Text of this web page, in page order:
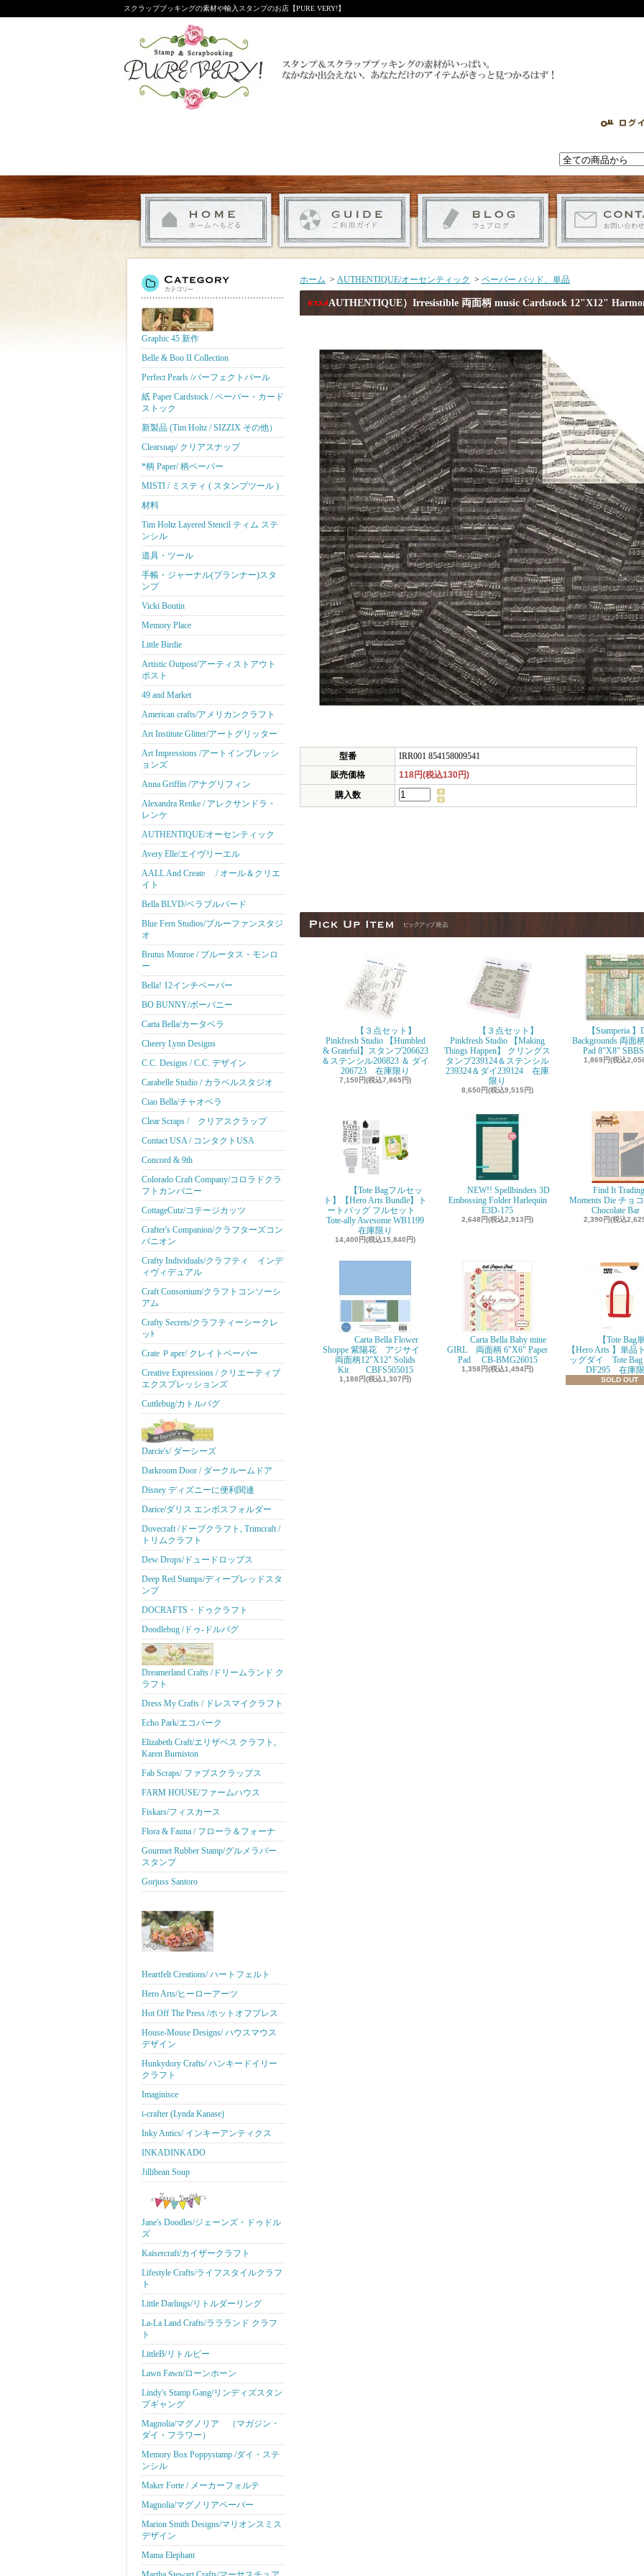
スクラップブッキングの素材や輸入スタンプのお店【PURE VERY!】
Graphic 45 新作
Belle & Boo II Collection
Perfect Pearls /パーフェクトパール
紙 Paper Cardstock / ペーパー・カード
ストック
新製品 (Tim Holtz / SIZZIX その他）
Clearsnap/ クリアスナップ
*柄 Paper/ 柄ペーパー
MISTI / ミスティ ( スタンプツール )
材料
Tim Holtz Layered Stencil ティム ステ
ンシル
道具・ツール
手帳・ジャーナル(プランナー)スタ
ンプ
Vicki Boutin
Memory Place
Little Birdie
Artistic Outpost/アーティストアウト
ポスト
49 and Market
American crafts/アメリカンクラフト
Art Institute Glitter/アートグリッター
Art Impressions /アートインプレッシ
ョンズ
Anna Griffin /アナグリフィン
Alexandra Renke / アレクサンドラ・
レンケ
AUTHENTIQUE/オーセンティック
Avery Elle/エイヴリーエル
AALL And Create / オール＆クリエ
イト
Bella BLVD/ベラブルバード
Blue Fern Studios/ブルーファンスタジ
オ
Brutus Monroe / ブルータス・モンロ
ー
Bella! 12インチペーパー
BO BUNNY/ボーバニー
Carta Bella/カータベラ
Cheery Lynn Designs
C.C. Designs / C.C. デザイン
Carabelle Studio / カラベルスタジオ
Ciao Bella/チャオベラ
Clear Scraps / クリアスクラップ
Contact USA / コンタクトUSA
Concord & 9th
Colorado Craft Company/コロラドクラ
フトカンパニー
CottageCutz/コテージカッツ
Crafter's Companion/クラフターズコン
パニオン
Crafty Individuals/クラフティ インデ
ィヴィデュアル
Craft Consortium/クラフトコンソーシ
アム
Crafty Secrets/クラフティーシークレ
ッﾄ
Crate Ｐaper/ クレイトペーパー
Creative Expressions / クリエーティブ
エクスプレッションズ
Cuttlebug/カトルバグ
Darcie's/ ダーシーズ
Darkroom Door / ダークルームドア
Disney ディズニーに便利関連
Darice/ダリス エンボスフォルダー
Dovecraft /ドーブクラフト, Trimcraft /
トリムクラフト
Dew Drops/ドュードロップス
Deep Red Stamps/ディープレッドスタ
ンプ
DOCRAFTS・ドゥクラフト
Doodlebug /ドゥ-ドルバグ
Dreamerland Crafts /ドリームランド ク
ラフト
Dress My Crafts / ドレスマイクラフト
Echo Park/エコパーク
Elizabeth Craft/エリザベス クラフト,
Karen Burniston
Fab Scraps/ ファブスクラップス
FARM HOUSE/ファームハウス
Fiskars/フィスカース
Flora & Fauna / フローラ＆フォーナ
Gourmet Rubber Stamp/グルメラバー
スタンプ
Gorjuss Santoro
Heartfelt Creations/ ハートフェルト
Hero Arts/ヒーローアーツ
Hot Off The Press /ホットオフプレス
House-Mouse Designs/ ハウスマウス
デザイン
Hunkydory Crafts/ ハンキードイリー
クラフト
Imaginisce
i-crafter (Lynda Kanase)
Inky Antics/ インキーアンティクス
INKADINKADO
Jillibean Soup
Jane's Doodles/ジェーンズ・ドゥドル
ズ
Kaisercraft/カイザークラフト
Lifestyle Crafts/ライフスタイルクラフ
ト
Little Darlings/リトルダーリング
La-La Land Crafts/ララランド クラフ
ト
LittleB/リトルビー
Lawn Fawn/ローンホーン
Lindy's Stamp Gang/リンディズスタン
プギャング
Magnolia/マグノリア （マガジン・
ダイ・フラワー）
Memory Box Poppystamp /ダイ・ステ
ンシル
Maker Forte / メーカーフォルテ
Magnolia/マグノリアペーパー
Marion Smith Designs/マリオンスミス
デザイン
Mama Elephant
ホーム > AUTHENTIQUE/オーセンティック > ペーパー パッド、単品
AUTHENTIQUE）Irresistible 両面柄 music Cardstock 12"X12"
型番
IRR001 854158009541
販売価格
118円(税込130円)
購入数
【３点セット】
Pinkfresh Studio 【Humbled
& Grateful】スタンプ206623
＆ステンシル206823 ＆ ダイ
206723 在庫限り
7,150円(税込7,865円)
【３点セット】
Pinkfresh Studio 【Making
Things Happen】 クリングス
タンプ239124＆ステンシル
239324＆ダイ239124 在庫
限り
8,650円(税込9,515円)
【Stamperia
Backgrounds 両面
Pad 8"X8"
1,869円(税込
【Tote Bagフルセッ
ト】【Hero Arts Bundle】ト
ートバッグ フルセット
Tote-ally Awesome WB1199
在庫限り
14,400円(税込15,840円)
NEW!! Spellbinders 3D
Embossing Folder Harlequin
E3D-175
2,648円(税込2,913円)
Find It
Moments Die チョ
Chocolate Bar
2,390円(税込
Carta Bella Flower
Shoppe 紫陽花 アジサイ
両面柄12"X12" Solids
Kit CBFS505015
1,188円(税込1,307円)
Carta Bella Baby mine
GIRL 両面柄 6"X6" Paper
Pad CB-BMG26015
1,358円(税込1,494円)
【Tote Bag
【Hero Arts 】単品
ッグダイ Tote Bag
DF295 在庫限
SOLD OUT